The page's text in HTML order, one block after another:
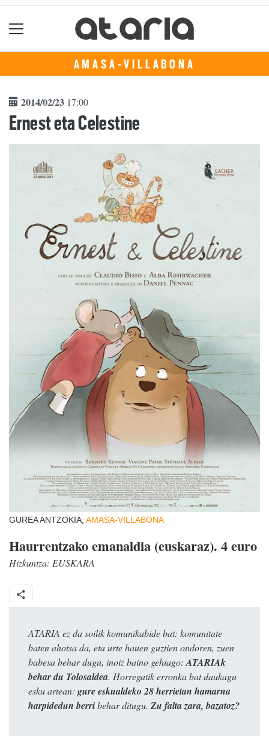
AMASA-VILLABONA
2014/02/23 17:00
Ernest eta Celestine
GUREA ANTZOKIA, AMASA-VILLABONA
Haurrentzako emanaldia (euskaraz). 4 euro
Hizkuntza: EUSKARA
ATARIA ez da soilik komunikabide bat: komunitate
baten ahotsa da, eta urte hauen guztien ondoren, zuen
babesa behar dugu, inoiz baino gehiago:ATARIAk
behar du Tolosaldea. Horregatik erronka bat daukagu
esku artean: gure eskualdeko 28 herrietan hamarna
harpidedun berribehar ditugu. Zu falta zara, bazatoz?